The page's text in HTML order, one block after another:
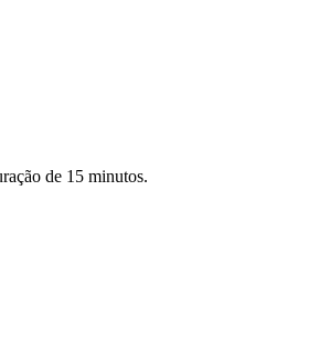
de 15 minutos.